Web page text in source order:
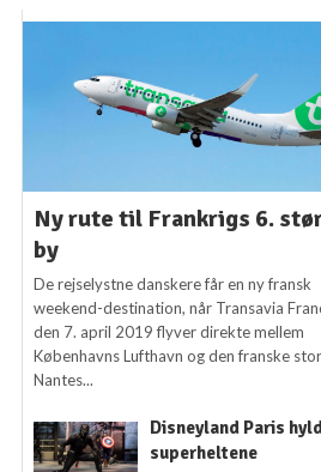
Ny rute til Frankrigs 6.
by
De rejselystne danskere får en ny fransk
weekend-destination, når Transavia
den 7. april 2019 flyver direkte mellem
Københavns Lufthavn og den franske
Nantes...
Disneyland Paris
superheltene